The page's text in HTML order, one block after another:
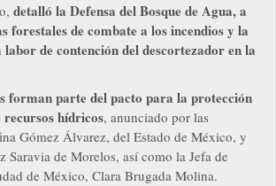
detalló la Defensa del Bosque de Agua, a
forestales de combate a los incendios y la
labor de contención del descortezador en la
forman parte del pacto para la protección
recursos hídricos, anunciado por las
Gómez Álvarez, del Estado de México, y
Saravia de Morelos, así como la Jefa de
de México, Clara Brugada Molina.